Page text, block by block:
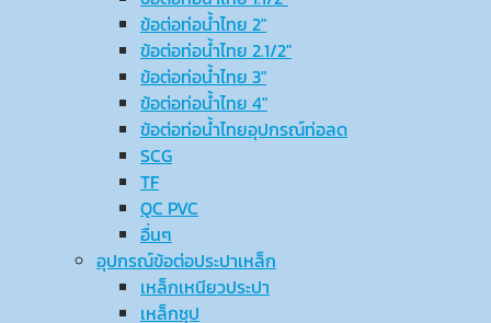
ข้อต่อท่อน้ำไทย 2″
ข้อต่อท่อน้ำไทย 2.1/2″
ข้อต่อท่อน้ำไทย 3″
ข้อต่อท่อน้ำไทย 4″
ข้อต่อท่อน้ำไทยอุปกรณ์ท่อลด
SCG
TF
QC PVC
อื่นๆ
อุปกรณ์ข้อต่อประปาเหล็ก
เหล็กเหนียวประปา
เหล็กชุป